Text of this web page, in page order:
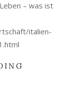
– was ist
italien-